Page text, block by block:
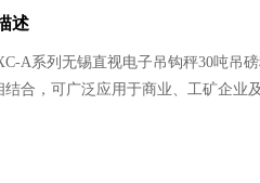
述
A系列无锡直视电子吊钩秤30吨吊
结合，可广泛应用于商业、工矿企业